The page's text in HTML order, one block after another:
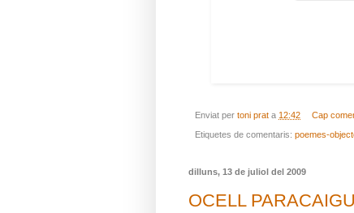
Enviat per toni prat a 12:42 Cap
Etiquetes de comentaris: poemes-
dilluns, 13 de juliol del 2009
OCELL